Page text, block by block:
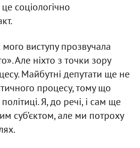
соціологічно
мого виступу прозвучала
Але ніхто з точки зору
Майбутні депутати ще не
процесу, тому що
Я, до речі, і сам ще
суб’єктом, але ми потроху